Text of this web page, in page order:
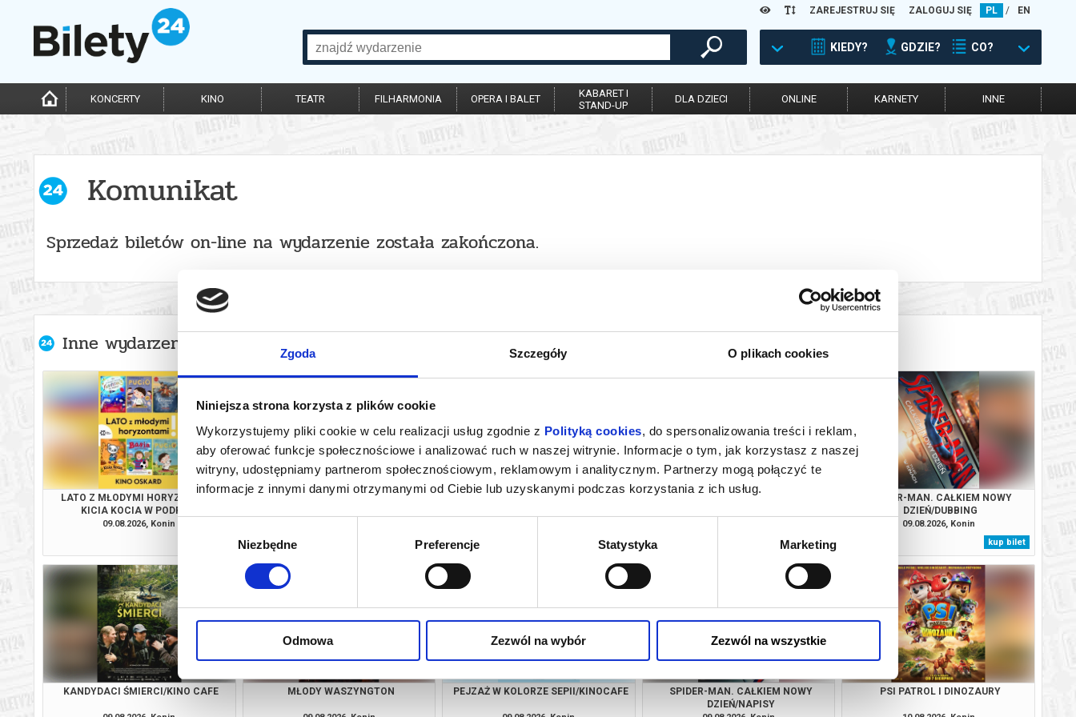
Zgoda Szczegóły O plikach cookies
Niniejsza strona korzysta z plików cookie
Wykorzystujemy pliki cookie w celu realizacji usług zgodnie z Polityką cookies, do spersonalizowania treści i reklam,
aby oferować funkcje społecznościowe i analizować ruch w naszej witrynie. Informacje o tym, jak korzystasz z naszej
witryny, udostępniamy partnerom społecznościowym, reklamowym i analitycznym. Partnerzy mogą połączyć te
informacje z innymi danymi otrzymanymi od Ciebie lub uzyskanymi podczas korzystania z ich usług.
Niezbędne Preferencje Statystyka Marketing
Odmowa Zezwól na wybór Zezwól na wszystkie
ZAREJESTRUJ SIĘ ZALOGUJ SIĘ PL / EN
KIEDY? GDZIE? CO?
KONCERTY KINO TEATR FILHARMONIA OPERA I BALET
KABARET I
STAND-UP
DLA DZIECI ONLINE KARNETY INNE
Komunikat
Sprzedaż biletów on-line na wydarzenie została zakończona.
Inne wydarzenia organizatora
LATO Z MŁODYMI HORYZONTAMI:
KICIA KOCIA W PODRÓŻY
09.08.2026, Konin
PSI PATROL I DINOZAURY
kup bilet
GÓRA MOCY/KINO CAFE
kup bilet
OSTATNI KONSJERŻ
kup bilet
SPIDER-MAN. CAŁKIEM NOWY
DZIEŃ/DUBBING
09.08.2026, Konin
kup bilet
KANDYDACI ŚMIERCI/KINO CAFE MŁODY WASZYNGTON PEJZAŻ W KOLORZE SEPII/KINOCAFE
SPIDER-MAN. CAŁKIEM NOWY
DZIEŃ/NAPISY
PSI PATROL I DINOZAURY